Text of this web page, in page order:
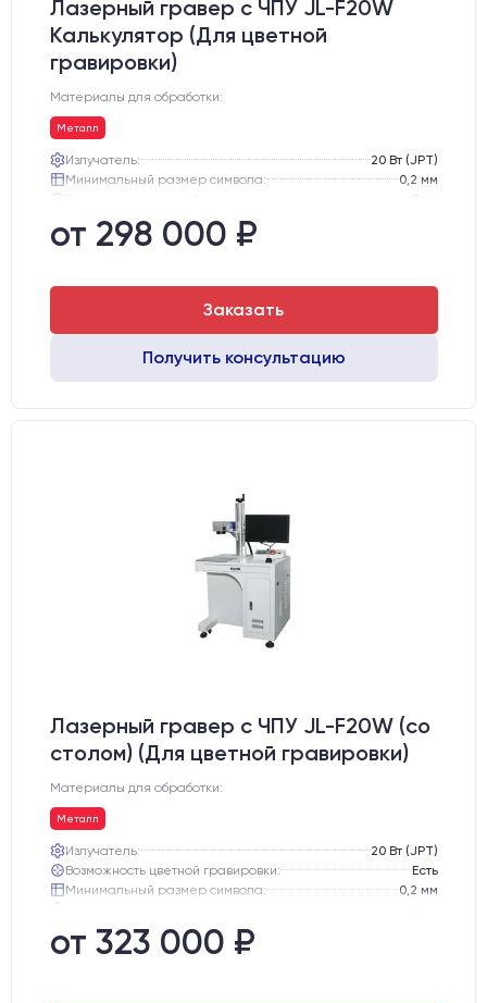
Лазерный гравер с ЧПУ JL-F20W
Калькулятор (Для цветной
гравировки)
Материалы для обработки:
Металл
Излучатель:
20 Вт (JPT)
Минимальный размер символа:
0,2 мм
Есть
Вес нетто:
Вес брутто:
от 298 000 ₽
Заказать
Получить консультацию
Лазерный гравер с ЧПУ JL-F20W (со
столом) (Для цветной гравировки)
Материалы для обработки:
Металл
Излучатель:
20 Вт (JPT)
Возможность цветной гравировки:
Есть
Минимальный размер символа:
0,2 мм
Вес брутто:
Транспортный габарит станка, мм:
от 323 000 ₽